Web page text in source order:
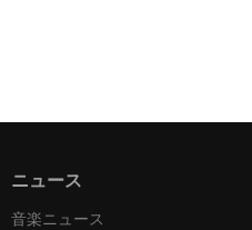
ニュース
音楽ニュース